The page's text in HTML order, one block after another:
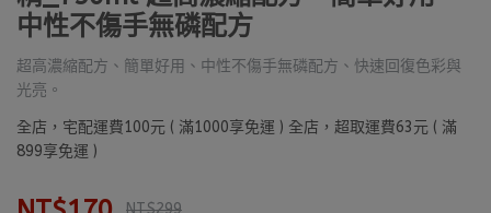
中性不傷手無磷配方
超高濃縮配方、簡單好用、中性不傷手無磷配方、快速回復色彩與
光亮。
全店，宅配運費100元 ( 滿1000享免運 ) 全店，超取運費63元 ( 滿
899享免運 )
NT$299